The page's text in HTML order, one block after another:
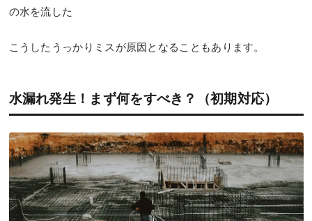
の水を流した
こうしたうっかりミスが原因となることもあります。
水漏れ発生！まず何をすべき？（初期対応）